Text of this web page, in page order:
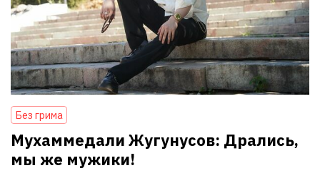
Без грима
Мухаммедали Жугунусов: Дрались,
мы же мужики!